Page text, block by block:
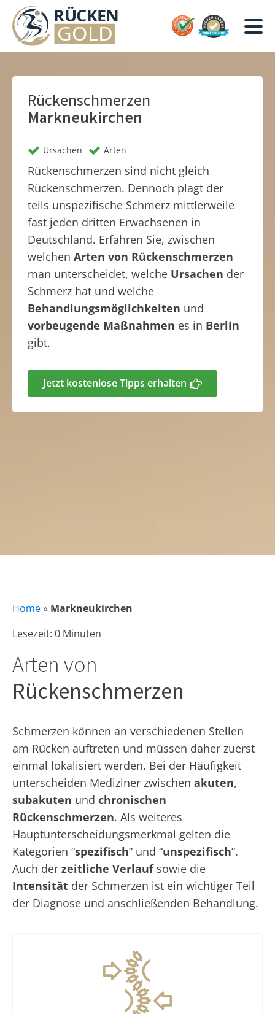
Rückenschmerzen
Markneukirchen
Ursachen Arten
Rückenschmerzen sind nicht gleich
Rückenschmerzen. Dennoch plagt der
teils unspezifische Schmerz mittlerweile
fast jeden dritten Erwachsenen in
Deutschland. Erfahren Sie, zwischen
welchen Arten von Rückenschmerzen
man unterscheidet, welche Ursachen der
Schmerz hat und welche
Behandlungsmöglichkeiten und
vorbeugende Maßnahmen es in Berlin
gibt.
Jetzt kostenlose Tipps erhalten
Home» Markneukirchen
Lesezeit: 0 Minuten
Arten von
Rückenschmerzen
Schmerzen können an verschiedenen Stellen
am Rücken auftreten und müssen daher zuerst
einmal lokalisiert werden. Bei der Häufigkeit
unterscheiden Mediziner zwischen akuten,
subakuten und chronischen
Rückenschmerzen. Als weiteres
Hauptunterscheidungsmerkmal gelten die
Kategorien “spezifisch” und “unspezifisch”.
Auch der zeitliche Verlauf sowie die
Intensität der Schmerzen ist ein wichtiger Teil
der Diagnose und anschließenden Behandlung.